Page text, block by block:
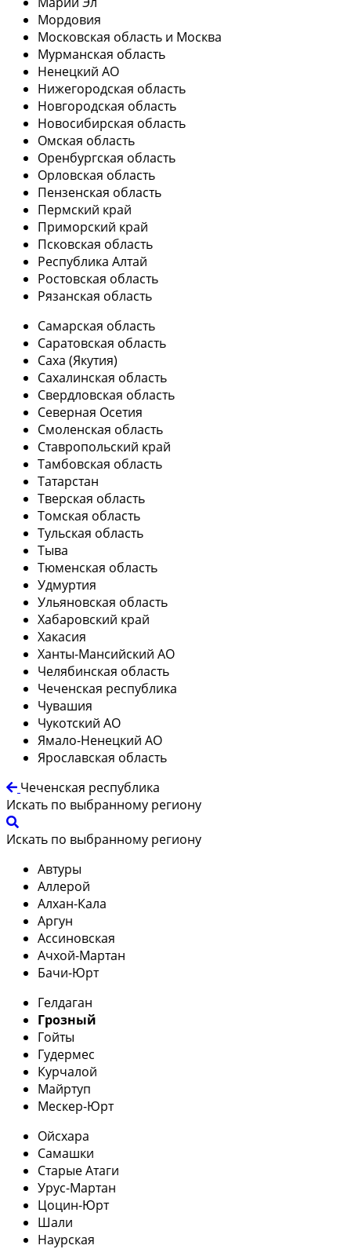
Мордовия
Московская область и Москва
Мурманская область
Ненецкий АО
Нижегородская область
Новгородская область
Новосибирская область
Омская область
Оренбургская область
Орловская область
Пензенская область
Пермский край
Приморский край
Псковская область
Республика Алтай
Ростовская область
Рязанская область
Самарская область
Саратовская область
Саха (Якутия)
Сахалинская область
Свердловская область
Северная Осетия
Смоленская область
Ставропольский край
Тамбовская область
Татарстан
Тверская область
Томская область
Тульская область
Тыва
Тюменская область
Удмуртия
Ульяновская область
Хабаровский край
Хакасия
Ханты-Мансийский АО
Челябинская область
Чеченская республика
Чувашия
Чукотский АО
Ямало-Ненецкий АО
Ярославская область
Чеченская республика
Искать по выбранному региону
Искать по выбранному региону
Автуры
Аллерой
Алхан-Кала
Аргун
Ассиновская
Ачхой-Мартан
Бачи-Юрт
Гелдаган
Грозный
Гойты
Гудермес
Курчалой
Майртуп
Мескер-Юрт
Ойсхара
Самашки
Старые Атаги
Урус-Мартан
Цоцин-Юрт
Шали
Наурская